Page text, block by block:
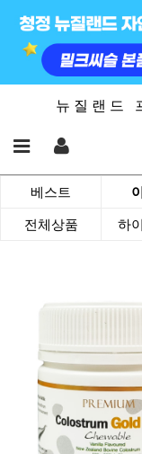
뉴 질 랜 드
베스트
전체상품 하